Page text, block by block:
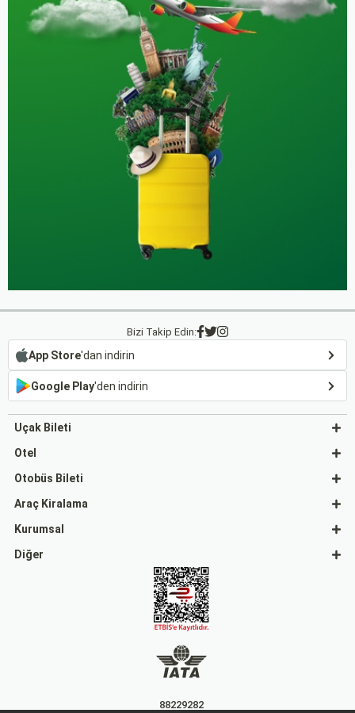
Bizi Takip Edin:
App Store'dan indirin
Google Play'den indirin
Uçak Bileti
Otel
Otobüs Bileti
Araç Kiralama
Kurumsal
Diğer
88229282